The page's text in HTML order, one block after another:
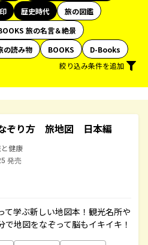
歴史時代
旅の図鑑
旅の名言＆絶景
の読み物 BOOKS
D-Books
絞り込み条件を追加
ぞり方 旅地図 日本編
健康
発売
て学ぶ新しい地図本！観光名所や
地図をなぞって脳もイキイキ！